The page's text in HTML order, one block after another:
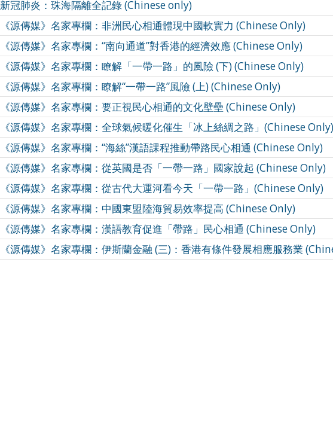
新冠肺炎：珠海隔離全記錄 (Chinese only)
《源傳媒》名家專欄：非洲民心相通體現中國軟實力 (Chinese Only)
《源傳媒》名家專欄：“南向通道”對香港的經濟效應 (Chinese Only)
《源傳媒》名家專欄：瞭解「一帶一路」的風險 (下) (Chinese Only)
《源傳媒》名家專欄：瞭解“一帶一路”風險 (上) (Chinese Only)
《源傳媒》名家專欄：要正視民心相通的文化壁壘 (Chinese Only)
《源傳媒》名家專欄：全球氣候暖化催生「冰上絲綢之路」(Chinese Only)
《源傳媒》名家專欄：“海絲”漢語課程推動帶路民心相通 (Chinese Only)
《源傳媒》名家專欄：從英國是否「一帶一路」國家說起 (Chinese Only)
《源傳媒》名家專欄：從古代大運河看今天「一帶一路」(Chinese Only)
《源傳媒》名家專欄：中國東盟陸海貿易效率提高 (Chinese Only)
《源傳媒》名家專欄：漢語教育促進「帶路」民心相通 (Chinese Only)
《源傳媒》名家專欄：伊斯蘭金融 (三)：香港有條件發展相應服務業